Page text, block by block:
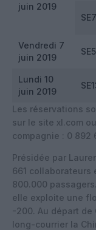
juin 2019
Vendredi 7
juin 2019
Lundi 10
juin 2019
Les réservations
sur le site xl.com
compagnie : 0 892
Présidée par
661 collaborateurs
800.000
elle exploite une
-200. Au départ de
long-courrier la